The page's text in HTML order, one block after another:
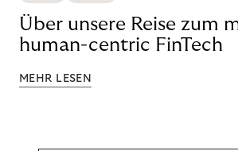
Über unsere Reise zum
human-centric FinTech
MEHR LESEN